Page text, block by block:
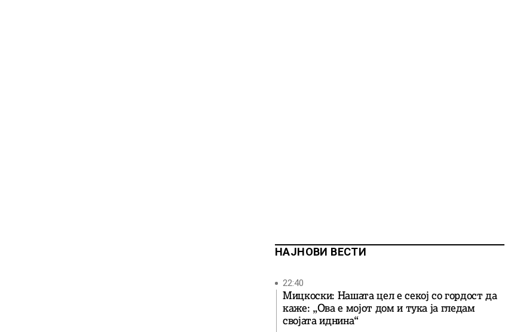
НАЈНОВИ ВЕСТИ
22:40
Мицкоски: Нашата цел е секој со гордост да
каже: „Ова е мојот дом и тука ја гледам
својата иднина“